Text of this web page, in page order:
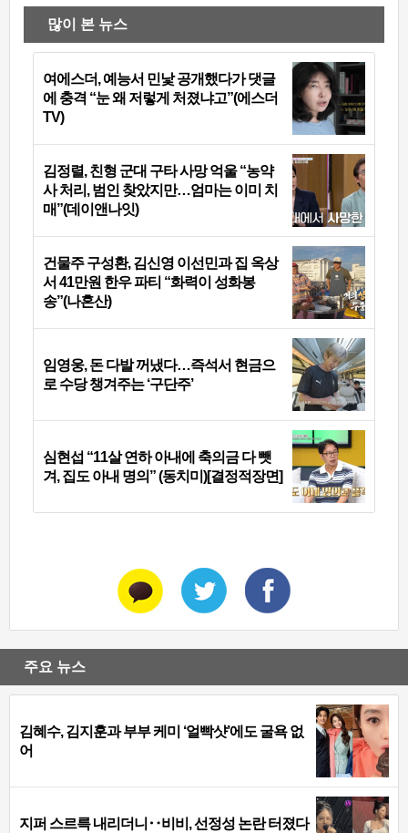
많이 본 뉴스
여에스더, 예능서 민낯 공개했다가 댓글
에 충격 “눈 왜 저렇게 처졌냐고”(에스더
TV)
김정렬, 친형 군대 구타 사망 억울 “농약
사 처리, 범인 찾았지만…엄마는 이미 치
매”(데이앤나잇)
건물주 구성환, 김신영 이선민과 집 옥상
서 41만원 한우 파티 “화력이 성화봉
송”(나혼산)
임영웅, 돈 다발 꺼냈다…즉석서 현금으
로 수당 챙겨주는 ‘구단주’
심현섭 “11살 연하 아내에 축의금 다 뺏
겨, 집도 아내 명의” (동치미)[결정적장면]
주요 뉴스
김혜수, 김지훈과 부부 케미 ‘얼빡샷’에도 굴욕 없
어
지퍼 스르륵 내리더니‥비비, 선정성 논란 터졌다